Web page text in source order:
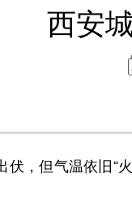
西安
，但气温依旧“火